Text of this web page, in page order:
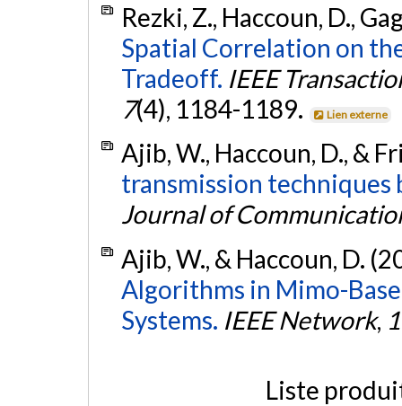
Rezki, Z., Haccoun, D.,
Spatial Correlation on
Tradeoff. IEEE
7(4), 1184-1189. Lien externe
Ajib, W., Haccoun, D., &
transmission techniques
Journal of
Ajib, W., & Haccoun, D.
Algorithms in Mimo-
Systems. IEEE Network,
Liste